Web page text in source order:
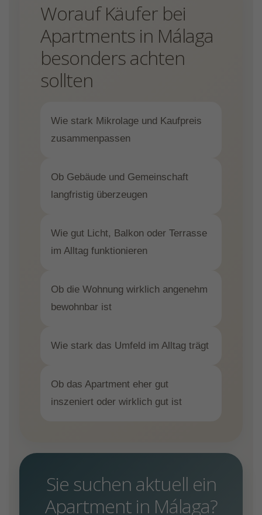
Worauf Käufer bei
Apartments in Málaga
besonders achten
sollten
Wie stark Mikrolage und Kaufpreis
zusammenpassen
Ob Gebäude und Gemeinschaft
langfristig überzeugen
Wie gut Licht, Balkon oder Terrasse
im Alltag funktionieren
Ob die Wohnung wirklich angenehm
bewohnbar ist
Wie stark das Umfeld im Alltag trägt
Ob das Apartment eher gut
inszeniert oder wirklich gut ist
Sie suchen aktuell ein
Apartment in Málaga?